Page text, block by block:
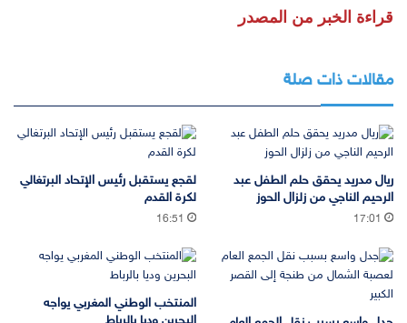
قراءة الخبر من المصدر
مقالات ذات صلة
ريال مدريد يحقق حلم الطفل عبد
الرحيم الناجي من زلزال الحوز
17:01
لقجع يستقبل رئيس الإتحاد البرتغالي
لكرة القدم
16:51
المنتخب الوطني المغربي يواجه